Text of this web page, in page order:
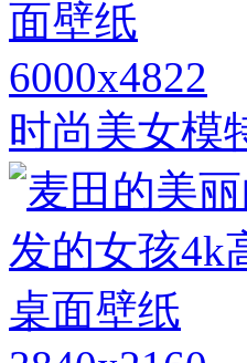
6000x4822
时尚美女模